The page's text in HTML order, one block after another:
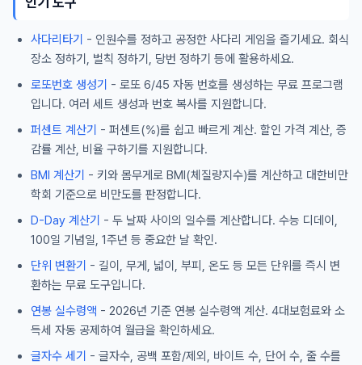
사다리타기 - 인원수를 정하고 공정한 사다리 게임을 즐기세요. 회식
장소 정하기, 벌칙 정하기, 당번 정하기 등에 활용하세요.
로또번호 생성기 - 로또 6/45 자동 번호를 생성하는 무료 프로그램
입니다. 여러 세트 생성과 번호 복사를 지원합니다.
퍼센트 계산기 - 퍼센트(%)를 쉽고 빠르게 계산. 할인 가격 계산, 증
감률 계산, 비율 구하기를 지원합니다.
BMI 계산기 - 키와 몸무게로 BMI(체질량지수)를 계산하고 대한비만
학회 기준으로 비만도를 판정합니다.
D-Day 계산기 - 두 날짜 사이의 일수를 계산합니다. 수능 디데이,
100일 기념일, 1주년 등 중요한 날 확인.
단위 변환기 - 길이, 무게, 넓이, 부피, 온도 등 모든 단위를 즉시 변
환하는 무료 도구입니다.
연봉 실수령액 - 2026년 기준 연봉 실수령액 계산. 4대보험료와 소
득세 자동 공제하여 월급을 확인하세요.
글자수 세기 - 글자수, 공백 포함/제외, 바이트 수, 단어 수, 줄 수를